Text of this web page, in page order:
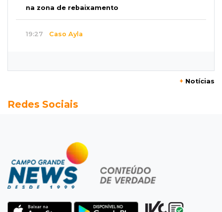
na zona de rebaixamento
19:27 Caso Ayla
Caminhão tomba e trava trânsito após
Futsal de base
Rodada de estreia da Copa Pelezinho soma 35
gols em quatro jogos
Mega-Sena sorteia neste domingo prêmio
+ Notícias
Redes Sociais